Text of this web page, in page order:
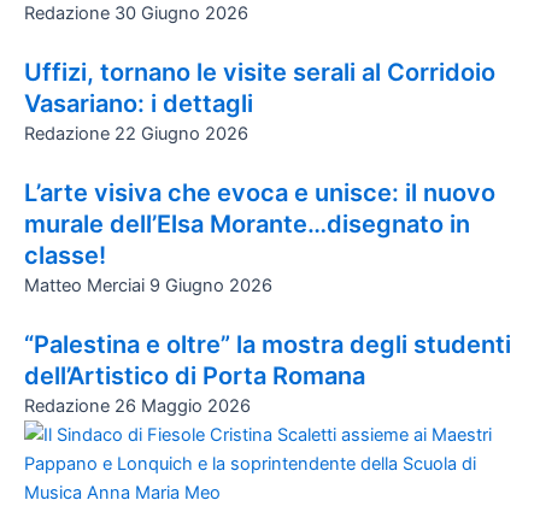
Redazione 30 Giugno 2026
Uffizi, tornano le visite serali al Corridoio
Vasariano: i dettagli
Redazione 22 Giugno 2026
L’arte visiva che evoca e unisce: il nuovo
murale dell’Elsa Morante…disegnato in
classe!
Matteo Merciai 9 Giugno 2026
“Palestina e oltre” la mostra degli studenti
dell’Artistico di Porta Romana
Redazione 26 Maggio 2026